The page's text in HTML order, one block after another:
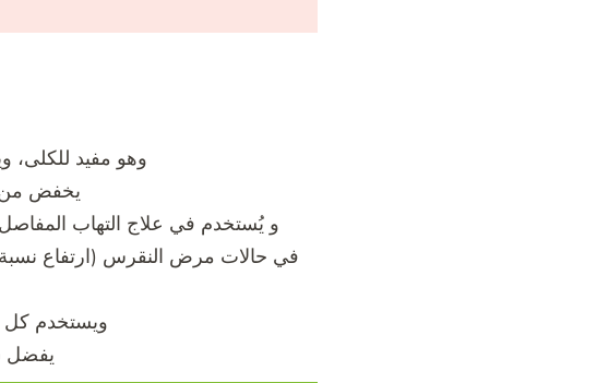
وهو مفيد
يخفض من
و يُستخدم في علاج التهاب
في حالات مرض النقرس (ارتفاع
ويستخدم كل
يفضل